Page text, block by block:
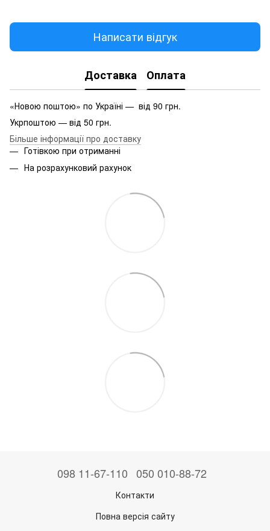
Написати відгук
Доставка Оплата
«Новою поштою» по Україні — від 90 грн.
Укрпоштою — від 50 грн.
Більше інформації про доставку
Готівкою при отриманні
На розрахунковий рахунок
098 11-67-110 050 010-88-72
Контакти
Повна версія сайту